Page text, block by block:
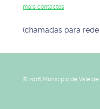
mais contactos
(chamadas para
© 2016 Município de Vale